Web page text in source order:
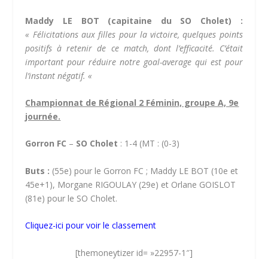
Maddy LE BOT (capitaine du SO Cholet) :
« Félicitations aux filles pour la victoire, quelques points
positifs à retenir de ce match, dont l’efficacité. C’était
important pour réduire notre goal-average qui est pour
l’instant négatif. «
Championnat de Régional 2 Féminin, groupe A, 9e
journée.
Gorron FC – SO Cholet : 1-4 (MT : (0-3)
Buts : (55e) pour le Gorron FC ; Maddy LE BOT (10e et
45e+1), Morgane RIGOULAY (29e) et Orlane GOISLOT
(81e) pour le SO Cholet.
Cliquez-ici pour voir le classement
[themoneytizer id= »22957-1″]